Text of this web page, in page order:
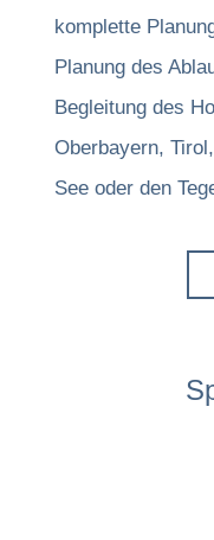
komplette
Planung des
Begleitung des
Oberbayern,
See oder den